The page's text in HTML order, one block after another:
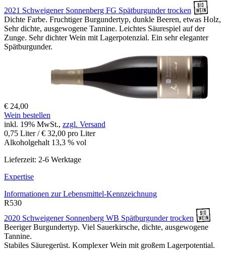
2021 Schweigener Sonnenberg FG Spätburgunder trocken
Dichte Farbe. Fruchtiger Burgundertyp, dunkle Beeren, etwas Holz,
Sehr dichte, ausgewogene Tannine. Leichtes Säurespiel auf der
Zunge. Sehr dichter Wein mit Lagerpotenzial. Ein sehr eleganter
Spätburgunder.
€ 24,00
Wein bestellen
inkl. 19% MwSt., zzgl. Versand
0,75 Liter / € 32,00 pro Liter
Alkoholgehalt 13,3 % vol
Lieferzeit: 2-6 Werktage
Expertise
Informationen zurLebensmittel-Kennzeichnung
R530
2020 Schweigener Sonnenberg WB Spätburgunder trocken
Beeriger Burgundertyp. Viel Sauerkirsche, dichte, ausgewogene
Tannine.
Stabiles Säuregerüst. Komplexer Wein mit großem Lagerpotential.